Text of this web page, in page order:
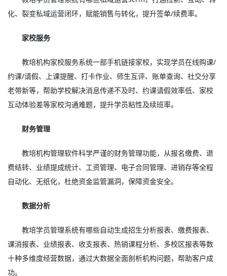
化、裂变私域运营闭环，赋能销售与转化，提升签单/续费率。
家校服务
教培机构家校服务系统一部手机链接家校，实现学员在线购课/
约课/请假、上课提醒、打卡作业、师生互评、账单查询、社交分享
老带新等，帮助学校解决消息传递不及时、约课请假效率低、家校
互动体验差等家校沟通难题，提升学员粘性及续班率。
财务管理
教培机构管理软件科学严谨的财务管理功能，从报名缴费、退
费结转、业绩提成统计、工资管理、电子合同管理、进销存等全程
自动化、无纸化，杜绝资金监管漏洞，保障资金安全。
数据分析
教培学员管理系统有哪些自动生成招生分析报表、缴费报表、
课消报表、业绩报表、收支报表、热销课程分析、多校区报表等数
十种多维度经营数据，通过大数据全面剖析机构问题，帮助客户成
功。